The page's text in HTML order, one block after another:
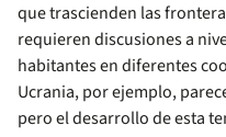
que trascienden las
requieren discusiones a
habitantes en diferentes
Ucrania, por ejemplo,
pero el desarrollo de esta